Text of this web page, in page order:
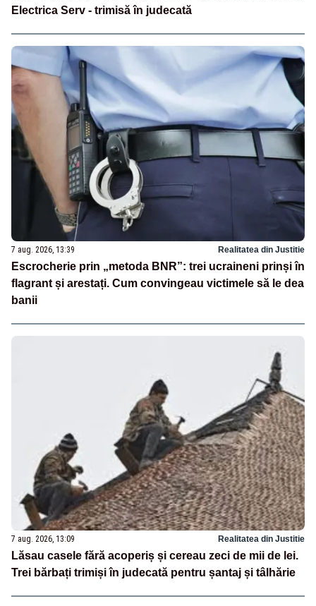
Electrica Serv - trimisă în judecată
7 aug. 2026, 13:39 Realitatea din Justitie
Escrocherie prin „metoda BNR”: trei ucraineni prinși în
flagrant și arestați. Cum convingeau victimele să le dea
banii
7 aug. 2026, 13:09 Realitatea din Justitie
Lăsau casele fără acoperiș și cereau zeci de mii de lei.
Trei bărbați trimiși în judecată pentru șantaj și tâlhărie